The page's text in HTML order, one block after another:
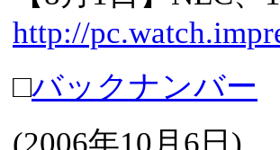
http://
□バックナンバー